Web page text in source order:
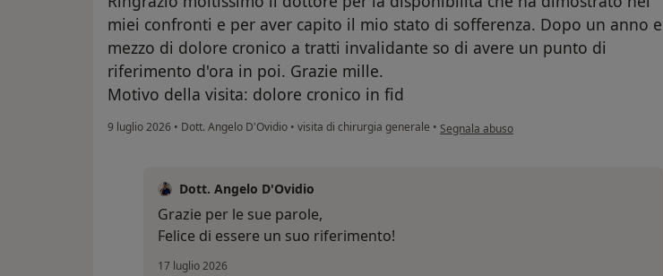
miei confronti e per aver capito il mio stato di sofferenza. Dopo un anno e
mezzo di dolore cronico a tratti invalidante so di avere un punto di
riferimento d'ora in poi. Grazie mille.
Motivo della visita: dolore cronico in fid
9 luglio 2026 • Dott. Angelo D'Ovidio • visita di chirurgia generale • secondo l'opinione dell'utente Paola
Segnala abuso
Dott. Angelo D'Ovidio
Grazie per le sue parole,
Felice di essere un suo riferimento!
17 luglio 2026